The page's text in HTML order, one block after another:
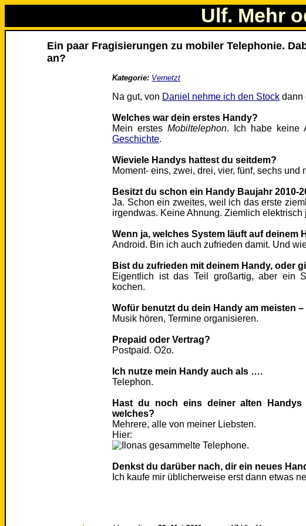
Ulf. Mehr
Ein paar Fragisierungen zu mobiler Telephonie.
an?
Kategorie: Vernetzt
Na gut, von Daniel nehme ich den Stock dann
Welches war dein erstes Handy?
Mein erstesMobiltelephon. Ich habe keine
Geschichte.
Wieviele Handys hattest du seitdem?
Moment- eins, zwei, drei, vier, fünf, sechs und
Besitzt du schon ein Handy Baujahr
Ja. Schon ein zweites, weil ich das erste
irgendwas. Keine Ahnung. Ziemlich elektrisch
Wenn ja, welches System läuft auf deinem
Android. Bin ich auch zufrieden damit. Und
Bist du zufrieden mit deinem Handy, oder
Eigentlich ist das Teil großartig, aber ein
kochen.
Wofür benutzt du dein Handy am meisten
Musik hören, Termine organisieren.
Prepaid oder Vertrag?
Postpaid. O2o.
Ich nutze mein Handy auch als ….
Telephon.
Hast du noch eins deiner alten
welches?
Mehrere, alle von meiner Liebsten.
Hier:
Denkst du darüber nach, dir ein neues
Ich kaufe mir üblicherweise erst dann etwas